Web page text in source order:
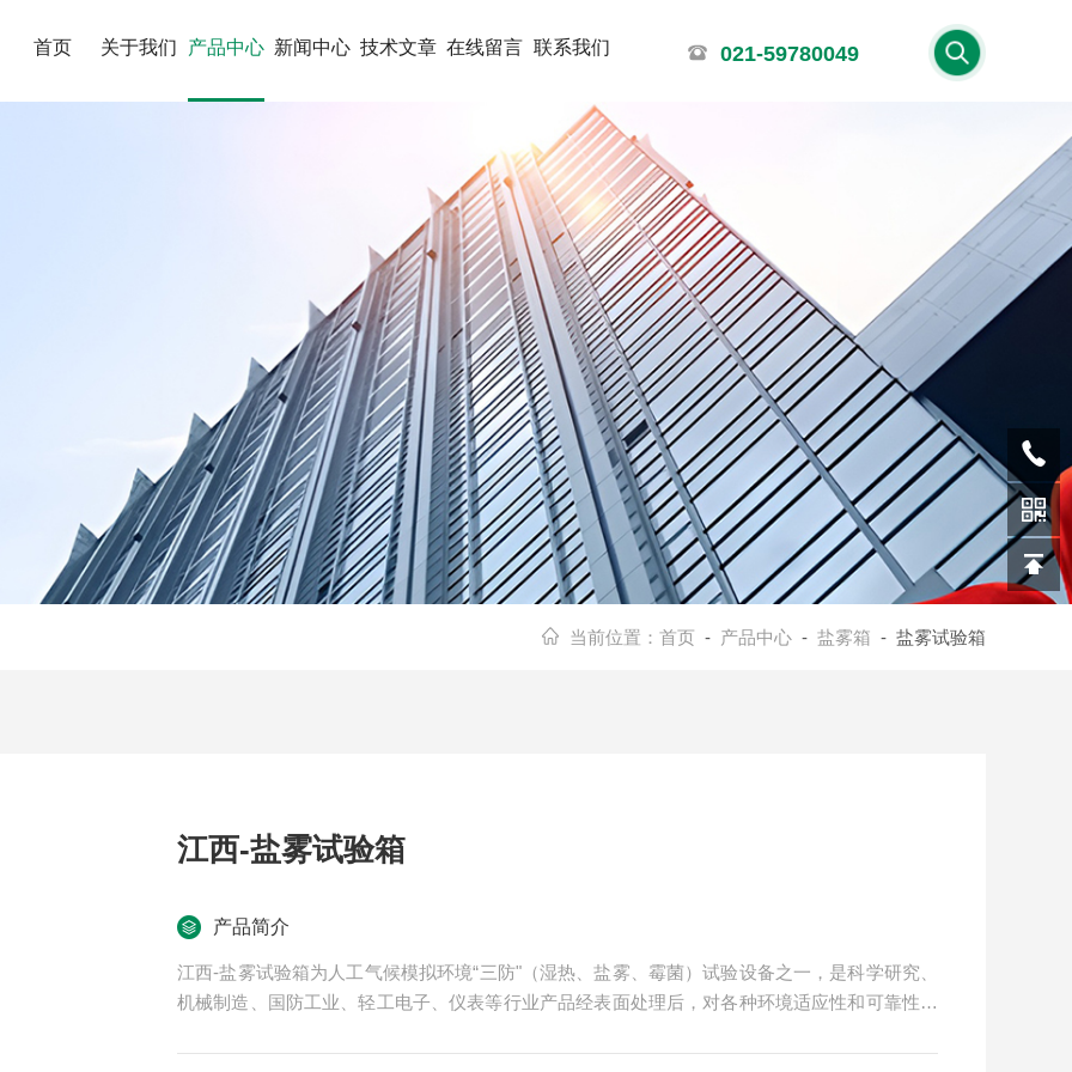
首页 关于我们 产品中心 新闻中心 技术文章 在线留言 联系我们 021-59780049
当前位置： 首页 - 产品中心 - 盐雾箱 - 盐雾试验箱
江西-盐雾试验箱
产品简介
江西-盐雾试验箱为人工气候模拟环境“三防"（湿热、盐雾、霉菌）试验设备之一，是科学研究、
机械制造、国防工业、轻工电子、仪表等行业产品经表面处理后，对各种环境适应性和可靠性的